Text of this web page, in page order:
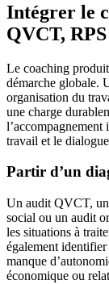
Intégrer le
QVCT,
Le coaching produit
démarche globale.
organisation du
une charge
travail et le
Partir d’un
Un audit QVCT,
social ou un audit
les situations à
également
manque
économique ou